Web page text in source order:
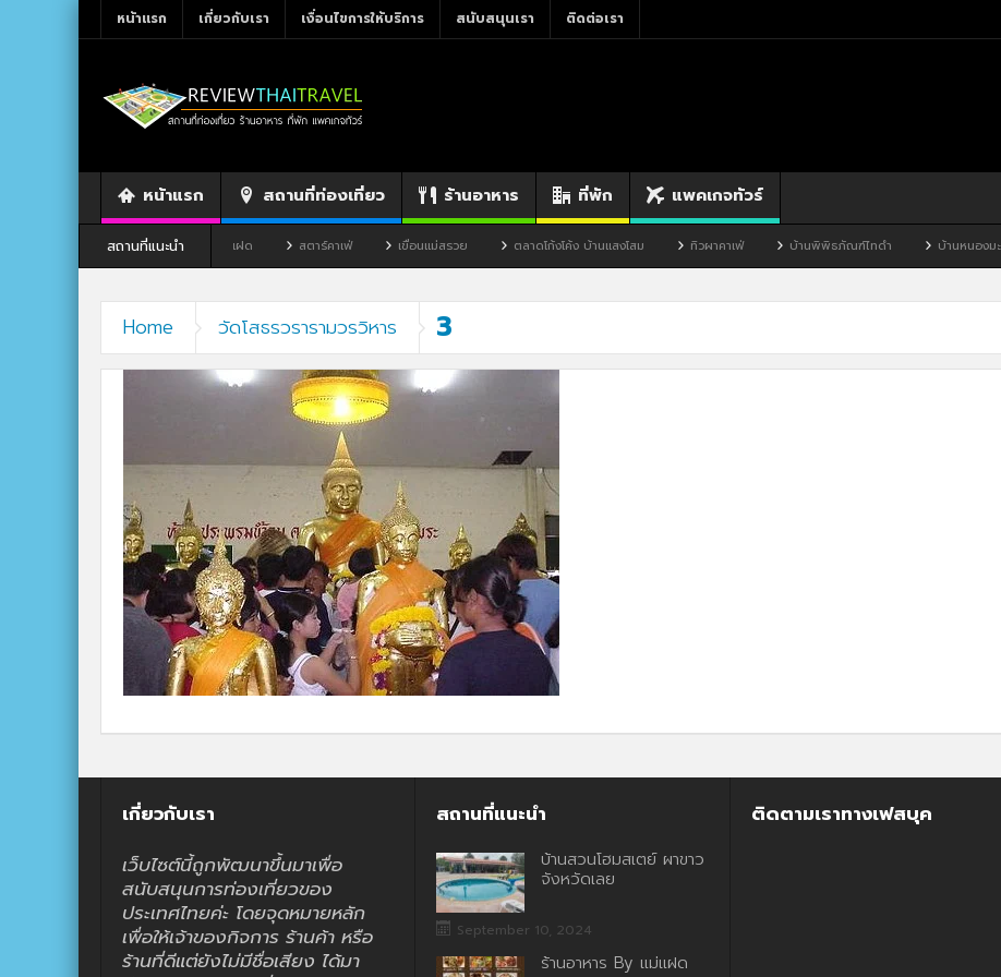
หน้าแรก เกี่ยวกับเรา เงื่อนไขการให้บริการ สนับสนุนเรา ติดต่อเรา
หน้าแรก สถานที่ท่องเที่ยว ร้านอาหาร ที่พัก แพคเกจทัวร์
สถานที่แนะนำ
ร้านอาหาร By แม่แฝด สตาร์คาเฟ่ เขื่อนแม่สรวย ตลาดโก้งโค้ง บ้านแสงโสม ทิวผาคาเฟ่ บ้านพิพิธภัณฑ์ไทดำ บ้านหนองมะจับ
Home วัดโสธรวรารามวรวิหาร 3
เกี่ยวกับเรา
เว็บไซต์นี้ถูกพัฒนาขึ้นมาเพื่อ
สนับสนุนการท่องเที่ยวของ
ประเทศไทยค่ะ โดยจุดหมายหลัก
เพื่อให้เจ้าของกิจการ ร้านค้า หรือ
ร้านที่ดีแต่ยังไม่มีชื่อเสียง ได้มา
สถานที่แนะนำ
บ้านสวนโฮมสเตย์ ผาขาว
จังหวัดเลย
September 10, 2024
ร้านอาหาร By แม่แฝด
ติดตามเราทางเฟสบุค